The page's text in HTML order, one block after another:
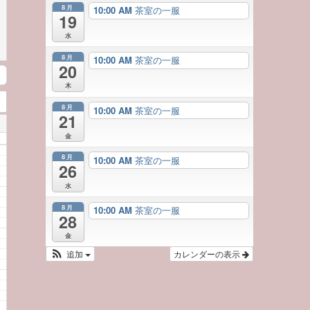
8月
19
水
10:00 AM 茶室の一服
8月
20
木
10:00 AM 茶室の一服
8月
21
金
10:00 AM 茶室の一服
8月
26
水
10:00 AM 茶室の一服
8月
28
金
10:00 AM 茶室の一服
カレンダーの表示
追加